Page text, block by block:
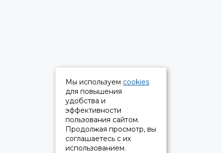
Мы используем cookies
для повышения
удобства и
эффективности
пользования сайтом.
Продолжая просмотр, вы
соглашаетесь с их
использованием.